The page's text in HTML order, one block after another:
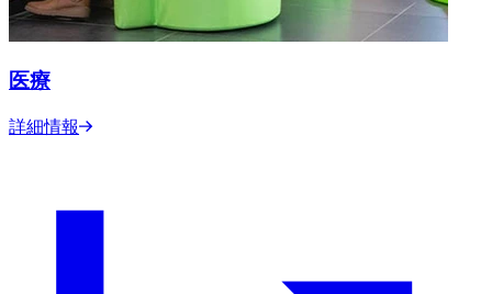
医療
詳細情報